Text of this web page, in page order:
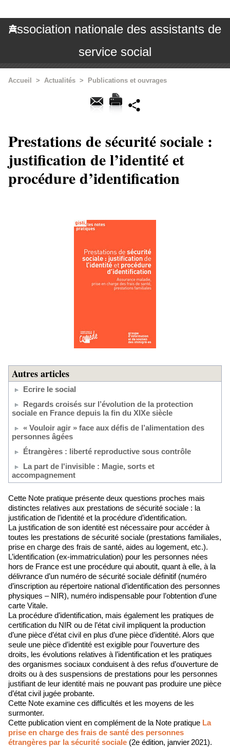
Association nationale des assistants de
service social
Accueil > Actualités > Publications et ouvrages
Prestations de sécurité sociale :
justification de l’identité et
procédure d’identification
Autres articles
Ecrire le social
Regards croisés sur l’évolution de la protection
sociale en France depuis la fin du XIXe siècle
« Vouloir agir » face aux défis de l’alimentation des
personnes âgées
Étrangères : liberté reproductive sous contrôle
La part de l'invisible : Magie, sorts et
accompagnement
Cette Note pratique présente deux questions proches mais
distinctes relatives aux prestations de sécurité sociale : la
justification de l’identité et la procédure d’identification.
La justification de son identité est nécessaire pour accéder à
toutes les prestations de sécurité sociale (prestations familiales,
prise en charge des frais de santé, aides au logement, etc.).
L’identification (ex-immatriculation) pour les personnes nées
hors de France est une procédure qui aboutit, quant à elle, à la
délivrance d’un numéro de sécurité sociale définitif (numéro
d’inscription au répertoire national d’identification des personnes
physiques – NIR), numéro indispensable pour l’obtention d’une
carte Vitale.
La procédure d’identification, mais également les pratiques de
certification du NIR ou de l’état civil impliquent la production
d’une pièce d’état civil en plus d’une pièce d’identité. Alors que
seule une pièce d’identité est exigible pour l’ouverture des
droits, les évolutions relatives à l’identification et les pratiques
des organismes sociaux conduisent à des refus d’ouverture de
droits ou à des suspensions de prestations pour les personnes
justifiant de leur identité mais ne pouvant pas produire une pièce
d’état civil jugée probante.
Cette Note examine ces difficultés et les moyens de les
surmonter.
Cette publication vient en complément de la Note pratique La
prise en charge des frais de santé des personnes
étrangères par la sécurité sociale (2e édition, janvier 2021).